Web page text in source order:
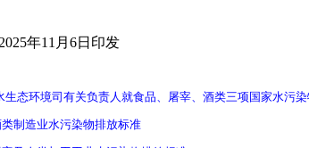
年11月6日印发
生态环境司有关负责人就食品、屠宰、酒类三项国家水污
制造业水污染物排放标准